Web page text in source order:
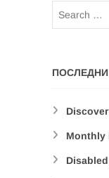
Monthly